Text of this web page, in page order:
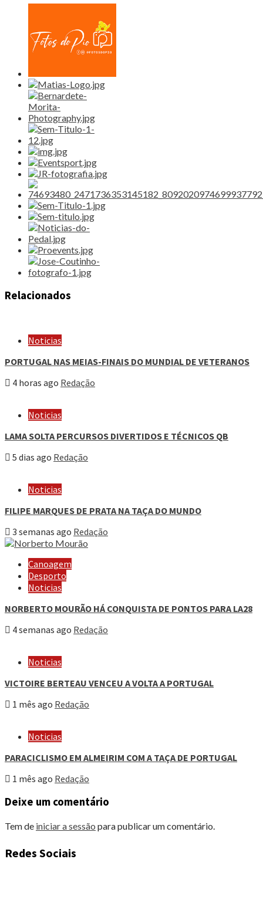
Relacionados
Noticias
PORTUGAL NAS MEIAS-FINAIS DO MUNDIAL DE VETERANOS
4 horas ago Redação
Noticias
LAMA SOLTA PERCURSOS DIVERTIDOS E TÉCNICOS QB
5 dias ago Redação
Noticias
FILIPE MARQUES DE PRATA NA TAÇA DO MUNDO
3 semanas ago Redação
Canoagem
Desporto
Noticias
NORBERTO MOURÃO HÁ CONQUISTA DE PONTOS PARA LA28
4 semanas ago Redação
Noticias
VICTOIRE BERTEAU VENCEU A VOLTA A PORTUGAL
1 mês ago Redação
Noticias
PARACICLISMO EM ALMEIRIM COM A TAÇA DE PORTUGAL
1 mês ago Redação
Deixe um comentário
Tem de iniciar a sessão para publicar um comentário.
Redes Sociais